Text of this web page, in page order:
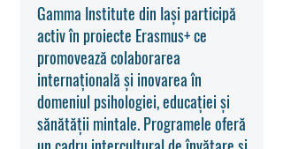
Gamma Institute din Iași participă
activ în proiecte Erasmus+ ce
promovează colaborarea
internațională și inovarea în
domeniul psihologiei, educației și
sănătății mintale. Programele oferă